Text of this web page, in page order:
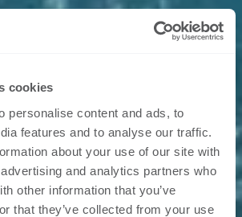
cookies
personalise content and ads, to
features and to analyse our traffic.
about your use of our site with
and analytics partners who
other information that you’ve
that they’ve collected from your use